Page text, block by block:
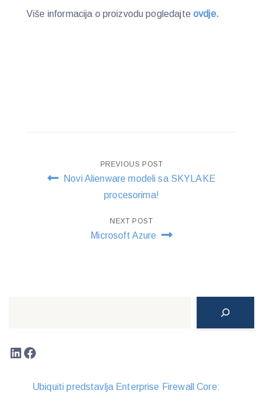
Više informacija o proizvodu pogledajte ovdje.
Post
navigation
PREVIOUS POST
Novi Alienware modeli sa SKYLAKE
procesorima!
NEXT POST
Microsoft Azure
LinkedIn
Facebook
Ubiquiti predstavlja Enterprise Firewall Core: